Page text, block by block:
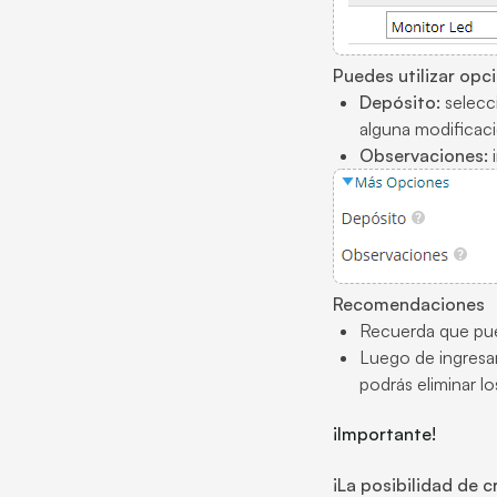
Puedes utilizar
Depósito:
alguna
Observaciones:
Recomendaciones
Recuerda que
Luego de
podrás eliminar
¡Importante!
¡La posibilidad de